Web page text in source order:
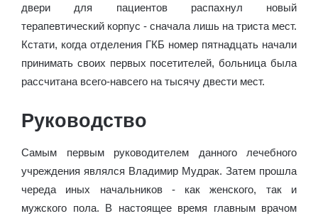
двери для пациентов распахнул новый
терапевтический корпус - сначала лишь на триста мест.
Кстати, когда отделения ГКБ номер пятнадцать начали
принимать своих первых посетителей, больница была
рассчитана всего-навсего на тысячу двести мест.
Руководство
Самым первым руководителем данного лечебного
учреждения являлся Владимир Мудрак. Затем прошла
череда иных начальников - как женского, так и
мужского пола. В настоящее время главным врачом